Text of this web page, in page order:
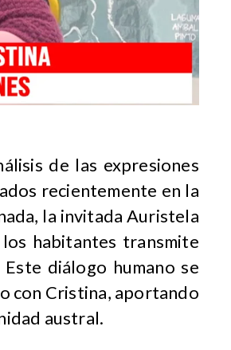
de las expresiones
recientemente en la
la invitada Auristela
habitantes transmite
diálogo humano se
con Cristina, aportando
austral.